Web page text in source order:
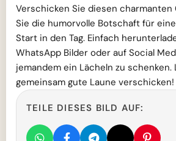
Verschicken Sie diesen charmanten
Sie die humorvolle Botschaft für
Start in den Tag. Einfach
WhatsApp Bilder oder auf Social
jemandem ein Lächeln zu schenken.
gemeinsam gute Laune verschicken!
TEILE DIESES BILD AUF: